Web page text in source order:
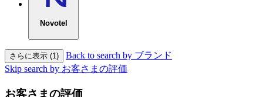
Novotel
さらに表示 (1)
Back to search by ブランド
Skip search by お客さまの評価
お客さまの評価